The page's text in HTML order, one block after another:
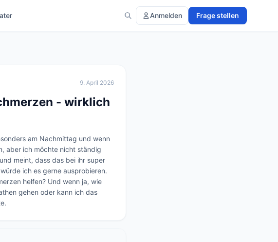
Anmelden Frage stellen
9. April 2026
- wirklich
am Nachmittag und wenn
aber ich möchte nicht ständig
meint, dass das bei ihr super
ich es gerne ausprobieren.
helfen? Und wenn ja, wie
gehen oder kann ich das